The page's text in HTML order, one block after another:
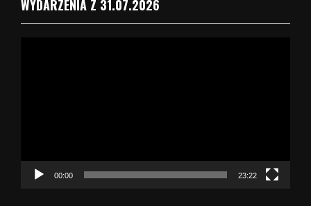
WYDARZENIA Z 31.07.2026
c
00:00 23:22